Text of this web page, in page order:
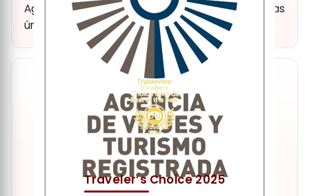
Agencia y operador turístico oficial. Experiencias
únicas y de alta calidad.
Traveler’s Choice 2025